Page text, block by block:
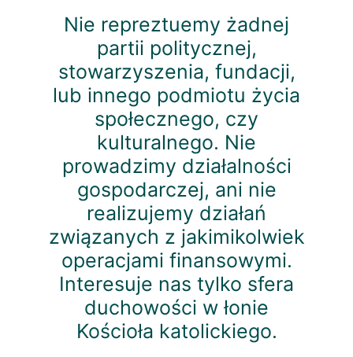
Nie repreztuemy żadnej
partii politycznej,
stowarzyszenia, fundacji,
lub innego podmiotu życia
społecznego, czy
kulturalnego. Nie
prowadzimy działalności
gospodarczej, ani nie
realizujemy działań
związanych z jakimikolwiek
operacjami finansowymi.
Interesuje nas tylko sfera
duchowości w łonie
Kościoła katolickiego.